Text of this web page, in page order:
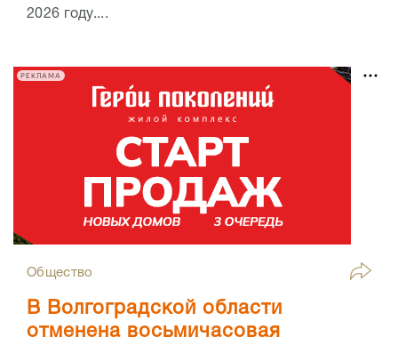
2026 году....
РЕКЛАМА
Общество
В Волгоградской области
отменена восьмичасовая